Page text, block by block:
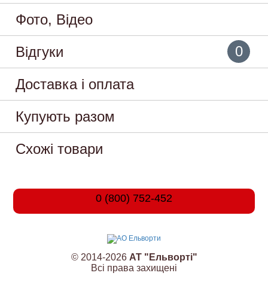
Фото, Відео
Відгуки
0
Доставка і оплата
Купують разом
Схожі товари
0 (800) 752-452
© 2014-2026 АТ "Ельворті"
Всі права захищені